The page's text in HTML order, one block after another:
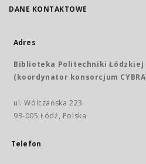
DANE KONTAKTOWE
Adres
Biblioteka Politechniki Łódzkiej
(koordynator konsorcjum
ul. Wólczańska 223
93-005 Łódź, Polska
Telefon